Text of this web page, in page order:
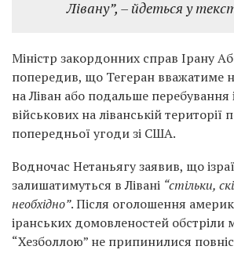
Лівану”, – йдеться у
Міністр закордонних справ Ірану
попередив, що Тегеран вважатиме
на Ліван або подальше перебування
військових на ліванській
попередньої угоди зі США.
Водночас Нетаньягу заявив, що
залишатимуться в Лівані “стільки,
необхідно”. Після оголошення
іранських домовленостей обстріли
“Хезболлою” не припинилися